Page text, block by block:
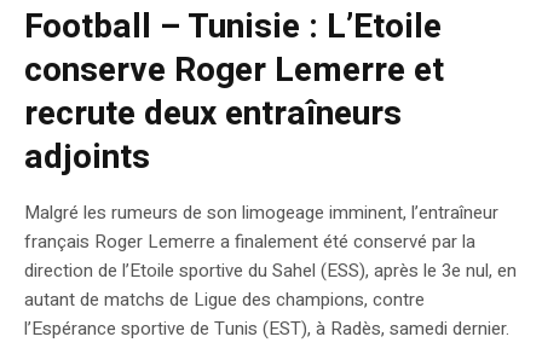
Football – Tunisie : L’Etoile
conserve Roger Lemerre et
recrute deux entraîneurs
adjoints
Malgré les rumeurs de son limogeage imminent, l’entraîneur
français Roger Lemerre a finalement été conservé par la
direction de l’Etoile sportive du Sahel (ESS), après le 3e nul, en
autant de matchs de Ligue des champions, contre
l’Espérance sportive de Tunis (EST), à Radès, samedi dernier.